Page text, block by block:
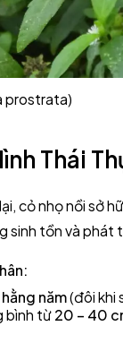
prostrata)
Thái
cỏ nhọ nồi sở
sinh tồn và phát
hằng năm(đôi khi
bình từ20 – 40